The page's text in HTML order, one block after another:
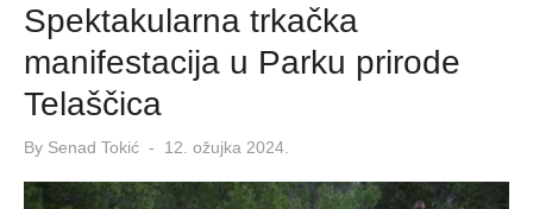
Spektakularna trkačka
manifestacija u Parku prirode
Telaščica
By Senad Tokić
Posted
12. ožujka 2024.